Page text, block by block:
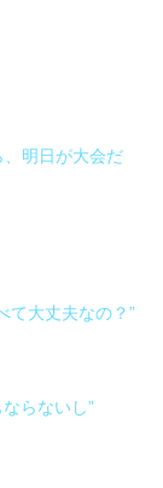
明日が大会だ
て大丈夫なの？”
らないし”